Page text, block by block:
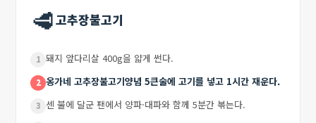
🥩고추장불고기
1 돼지 앞다리살 400g을 얇게 썬다.
2 옹가네 고추장불고기양념 5큰술에 고기를 넣고 1시간 재운다.
3 센 불에 달군 팬에서 양파·대파와 함께 5분간 볶는다.